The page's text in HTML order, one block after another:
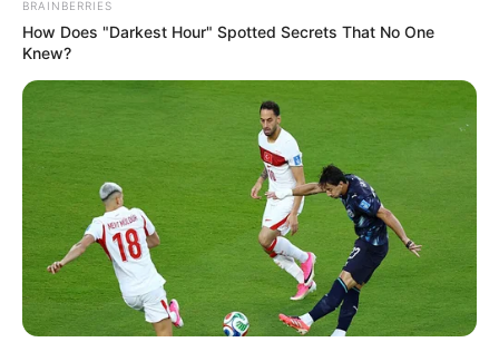
Watch The Most Jaw‑Dropping Figure Skating
Moments
BRAINBERRIES
BRAINBERRIES
How Does "Darkest Hour" Spotted Secrets That No One
Knew?